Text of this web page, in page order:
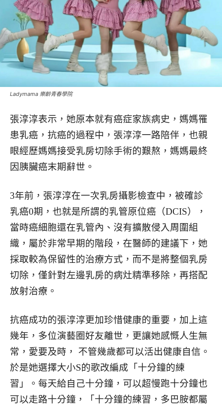
Ladymama 樂齡青春學院
張淳淳表示，她原本就有癌症家族病史，媽媽罹
患乳癌，抗癌的過程中，張淳淳一路陪伴，也親
眼經歷媽媽接受乳房切除手術的艱熬，媽媽最終
因胰臟癌末期辭世。
3年前，張淳淳在一次乳房攝影檢查中，被確診
乳癌0期，也就是所謂的乳管原位癌（DCIS），
當時癌細胞還在乳管內、沒有擴散侵入周圍組
織，屬於非常早期的階段，在醫師的建議下，她
採取較為保留性的治療方式，而不是將整個乳房
切除，僅針對左邊乳房的病灶精準移除，再搭配
放射治療。
抗癌成功的張淳淳更加珍惜健康的重要，加上這
幾年，多位演藝圈好友離世，更讓她感慨人生無
常，愛要及時， 不管幾歲都可以活出健康自信。
於是她選擇大小S的歌改編成「十分鐘的練
習」。每天給自己十分鐘，可以超慢跑十分鐘也
可以走路十分鐘，「十分鐘的練習，多巴胺都屬